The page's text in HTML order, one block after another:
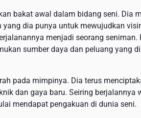
bakat awal dalam bidang seni. Dia
dia punya untuk mewujudkan
menjadi seorang seniman.
sumber daya dan peluang yang
pada mimpinya. Dia terus
dan gaya baru. Seiring berjalannya
mendapat pengakuan di dunia seni.